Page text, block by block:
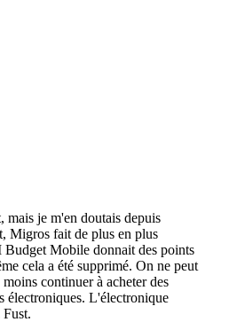
mais je m'en doutais depuis
Migros fait de plus en plus
Budget Mobile donnait des points
cela a été supprimé. On ne peut
continuer à acheter des
électroniques. L'électronique